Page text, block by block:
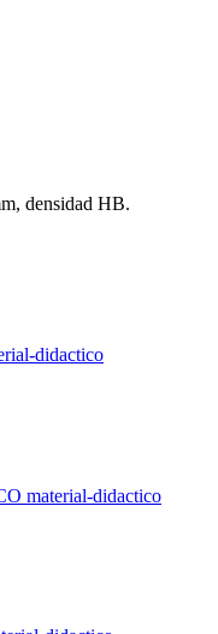
densidad HB.